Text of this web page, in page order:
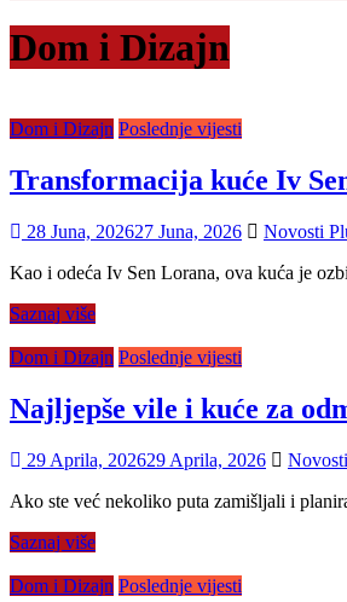
Dom i Dizajn
Dom i Dizajn Poslednje vijesti
Transformacija kuće Iv
28 Juna, 202627 Juna, 2026 Novosti
Kao i odeća Iv Sen Lorana, ova kuća je
Saznaj više
Dom i Dizajn Poslednje vijesti
Najljepše vile i kuće za
29 Aprila, 202629 Aprila, 2026
Ako ste već nekoliko puta zamišljali i
Saznaj više
Dom i Dizajn Poslednje vijesti